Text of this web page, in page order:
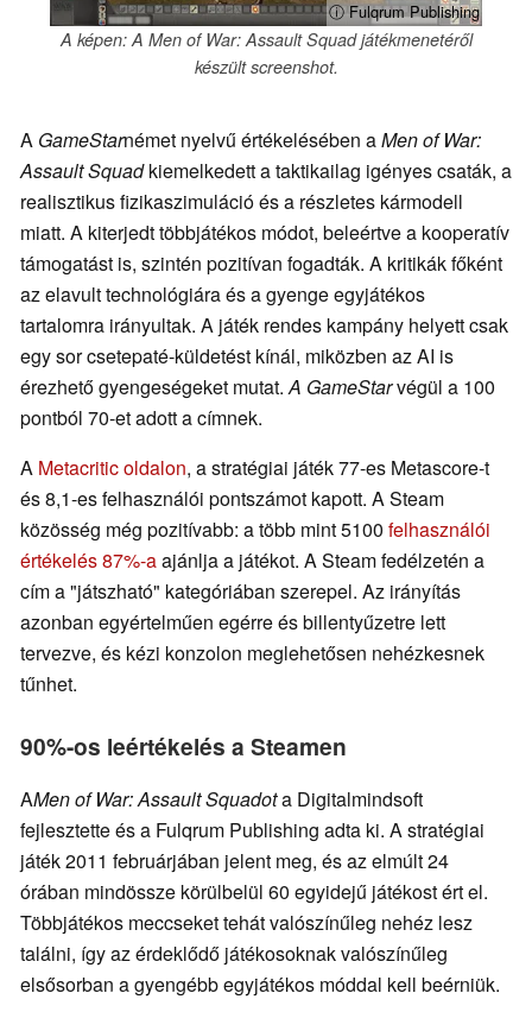
ⓘ Fulqrum Publishing
A képen: A Men of War: Assault Squad játékmenetéről
készült screenshot.
A GameStarnémet nyelvű értékelésében aMen of War:
Assault Squadkiemelkedett a taktikailag igényes csaták, a
realisztikus fizikaszimuláció és a részletes kármodell
miatt. A kiterjedt többjátékos módot, beleértve a kooperatív
támogatást is, szintén pozitívan fogadták. A kritikák főként
az elavult technológiára és a gyenge egyjátékos
tartalomra irányultak. A játék rendes kampány helyett csak
egy sor csetepaté-küldetést kínál, miközben az AI is
érezhető gyengeségeket mutat.A GameStarvégül a 100
pontból 70-et adott a címnek.
A Metacritic oldalon, a stratégiai játék 77-es Metascore-t
és 8,1-es felhasználói pontszámot kapott. A Steam
közösség még pozitívabb: a több mint 5100 felhasználói
értékelés 87%-aajánlja a játékot. A Steam fedélzetén a
cím a "játszható" kategóriában szerepel. Az irányítás
azonban egyértelműen egérre és billentyűzetre lett
tervezve, és kézi konzolon meglehetősen nehézkesnek
tűnhet.
90%-os leértékelés a Steamen
AMen of War: Assault Squadota Digitalmindsoft
fejlesztette és a Fulqrum Publishing adta ki. A stratégiai
játék 2011 februárjában jelent meg, és az elmúlt 24
órában mindössze körülbelül 60 egyidejű játékost ért el.
Többjátékos meccseket tehát valószínűleg nehéz lesz
találni, így az érdeklődő játékosoknak valószínűleg
elsősorban a gyengébb egyjátékos móddal kell beérniük.